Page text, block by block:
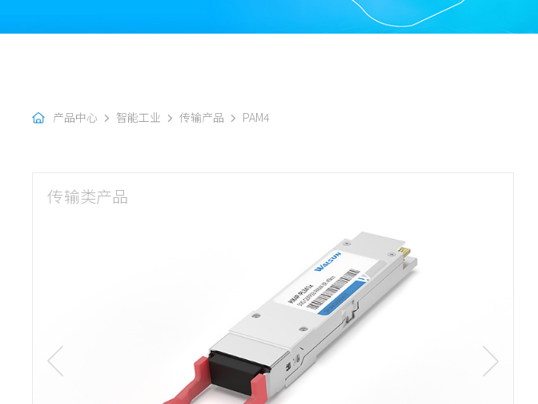
产品中心 智能工业 传输产品 PAM4
传输类产品